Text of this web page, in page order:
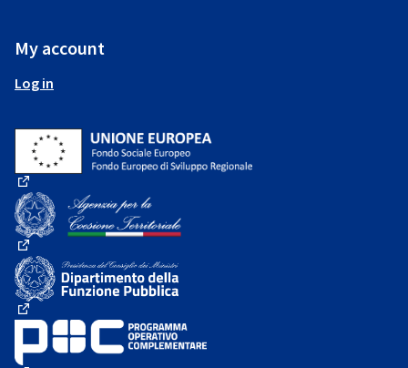
My account
Log in
(External link)
(External link)
(External link)